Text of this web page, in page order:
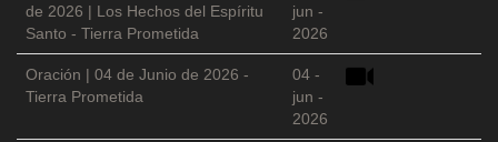
de 2026 | Los Hechos del Espíritu
Santo - Tierra Prometida
jun -
2026
Oración | 04 de Junio de 2026 -
Tierra Prometida
04 -
jun -
2026